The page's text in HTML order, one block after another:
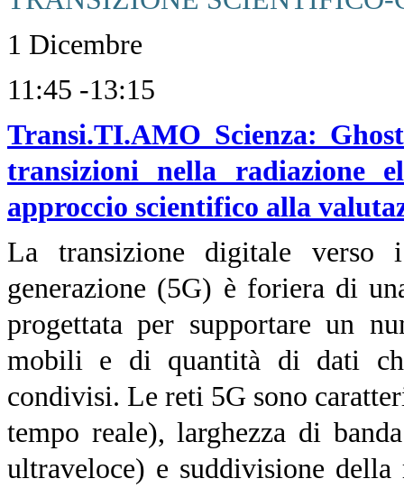
1 Dicembre
11:45 -13:15
Transi.TI.AMO Scienza:
transizioni nella radiazione
approccio scientifico alla
La transizione digitale verso
generazione (5G) è foriera di
progettata per supportare un
mobili e di quantità di dati
condivisi. Le reti 5G sono
tempo reale), larghezza di
ultraveloce) e suddivisione